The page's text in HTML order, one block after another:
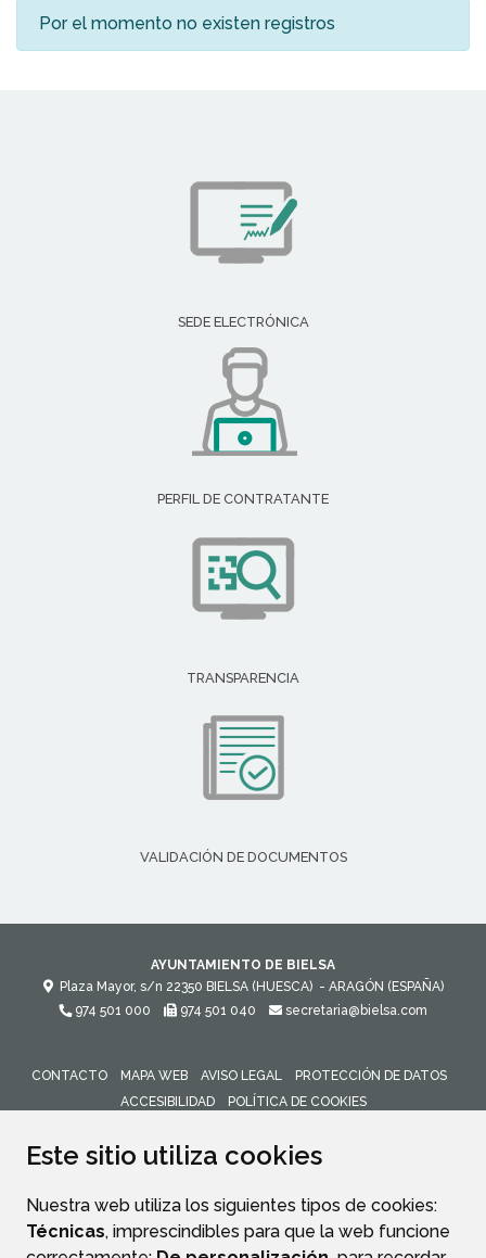
Este sitio utiliza cookies
Nuestra web utiliza los siguientes tipos de cookies:
Técnicas, imprescindibles para que la web funcione
Por el momento no existen registros
SEDE ELECTRÓNICA
PERFIL DE CONTRATANTE
TRANSPARENCIA
VALIDACIÓN DE DOCUMENTOS
AYUNTAMIENTO DE BIELSA
Plaza Mayor, s/n 22350 BIELSA (HUESCA) - ARAGÓN (ESPAÑA)
974 501 000
974 501 040 secretaria@bielsa.com
CONTACTO MAPA WEB AVISO LEGAL
PROTECCIÓN DE DATOS
ACCESIBILIDAD
POLÍTICA DE COOKIES